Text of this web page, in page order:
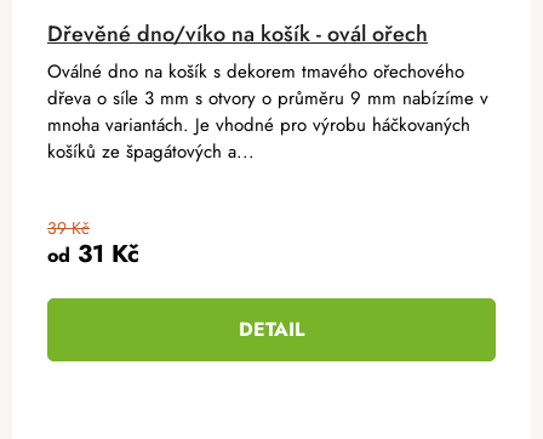
Dřevěné dno/víko na košík - ovál ořech
od 31 Kč
39 Kč
DETAIL
Oválné dno na košík s dekorem tmavého ořechového
dřeva o síle 3 mm s otvory o průměru 9 mm nabízíme v
mnoha variantách. Je vhodné pro výrobu háčkovaných
košíků ze špagátových a...